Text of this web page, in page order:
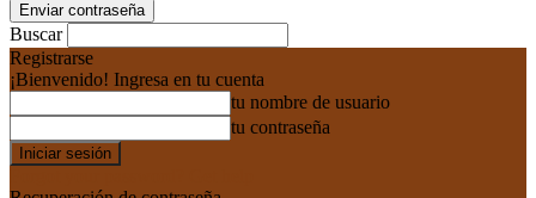
Buscar
Registrarse
¡Bienvenido! Ingresa en tu cuenta
tu nombre de usuario
tu contraseña